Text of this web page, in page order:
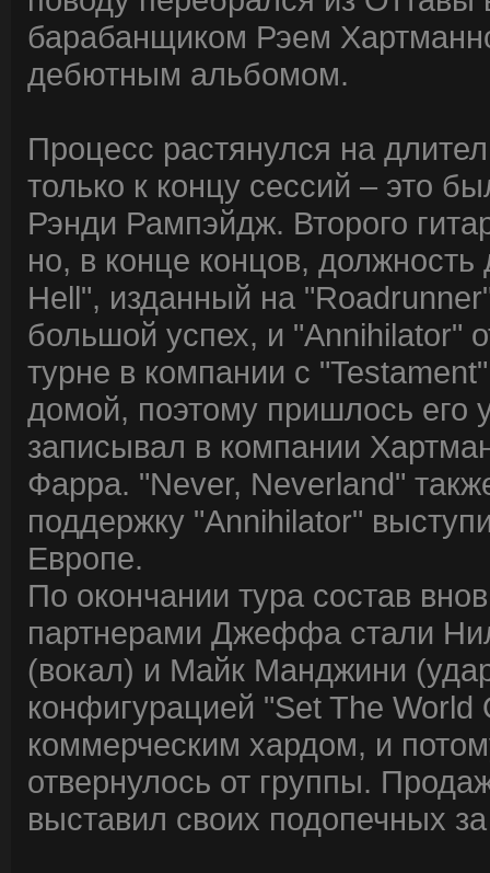
барабанщиком Рэем
дебютным альбомом.
Процесс растянулся на
только к концу сессий – это
Рэнди Рампэйдж. Второго
но, в конце концов,
Hell", изданный на
большой успех, и "Annihilator"
турне в компании с
домой, поэтому пришлось его
записывал в компании
Фарра. "Never, Neverland"
поддержку "Annihilator"
Европе.
По окончании тура состав
партнерами Джеффа стали
(вокал) и Майк Манджини
конфигурацией "Set The World
коммерческим хардом, и
отвернулось от группы.
выставил своих подопечных